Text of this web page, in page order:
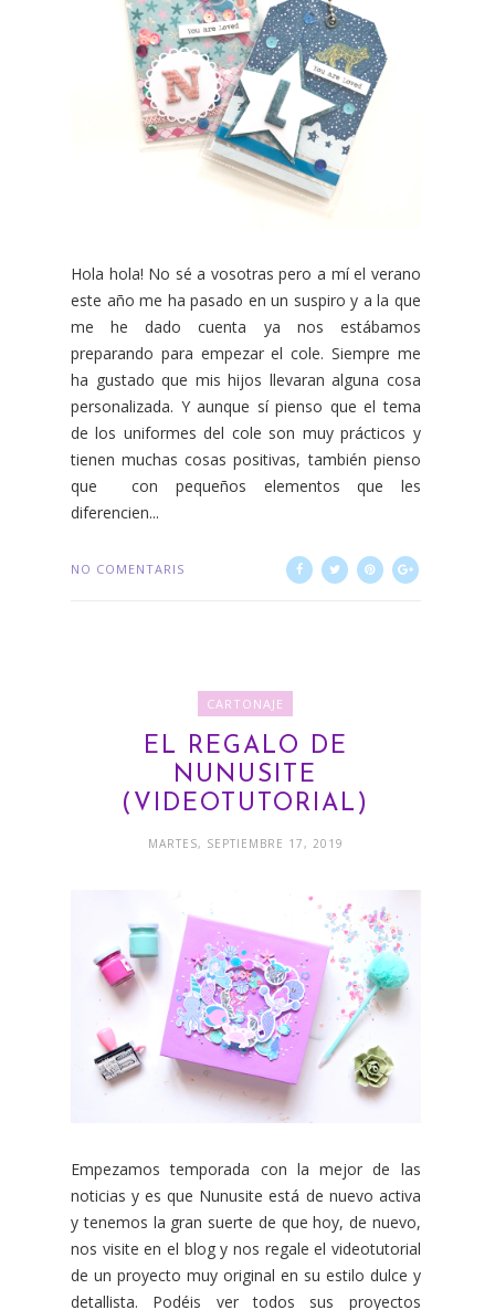
Hola hola! No sé a vosotras pero a mí el verano
este año me ha pasado en un suspiro y a la que
me he dado cuenta ya nos estábamos
preparando para empezar el cole. Siempre me
ha gustado que mis hijos llevaran alguna cosa
personalizada. Y aunque sí pienso que el tema
de los uniformes del cole son muy prácticos y
tienen muchas cosas positivas, también pienso
que con pequeños elementos que les
diferencien...
NO COMENTARIS
CARTONAJE
EL REGALO DE
NUNUSITE
(VIDEOTUTORIAL)
MARTES, SEPTIEMBRE 17, 2019
Empezamos temporada con la mejor de las
noticias y es que Nunusite está de nuevo activa
y tenemos la gran suerte de que hoy, de nuevo,
nos visite en el blog y nos regale el videotutorial
de un proyecto muy original en su estilo dulce y
detallista. Podéis ver todos sus proyectos